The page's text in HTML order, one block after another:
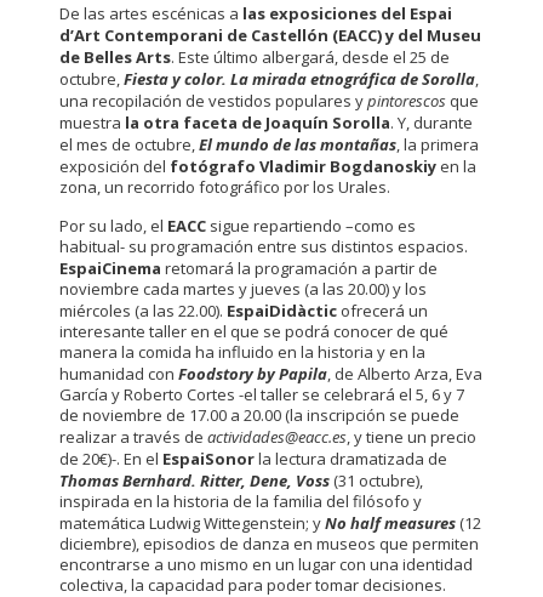
De las artes escénicas a las exposiciones del Espai
d’Art Contemporani de Castellón (EACC) y del Museu
de Belles Arts. Este último albergará, desde el 25 de
octubre, Fiesta y color. La mirada etnográfica de Sorolla
una recopilación de vestidos populares ypintorescos que
muestra la otra faceta de Joaquín Sorolla. Y, durante
el mes de octubre, El mundo de las montañas , la primera
exposición del fotógrafo Vladimir Bogdanoskiy en la
zona, un recorrido fotográfico por los Urales.
Por su lado, el EACC sigue repartiendo –como es
habitual- su programación entre sus distintos espacios.
EspaiCinema retomará la programación a partir de
noviembre cada martes y jueves (a las 20.00) y los
miércoles (a las 22.00). EspaiDidàctic ofrecerá un
interesante taller en el que se podrá conocer de qué
manera la comida ha influido en la historia y en la
humanidad con Foodstory by Papila, de Alberto Arza, Eva
García y Roberto Cortes -el taller se celebrará el 5, 6 y 7
de noviembre de 17.00 a 20.00 (la inscripción se puede
realizar a través de actividades@eacc.es, y tiene un precio
de 20€)-. En el EspaiSonorla lectura dramatizada de
Thomas Bernhard. Ritter, Dene, Voss (31 octubre),
inspirada en la historia de la familia del filósofo y
matemática Ludwig Wittegenstein; yNo half measures (12
diciembre), episodios de danza en museos que permiten
encontrarse a uno mismo en un lugar con una identidad
colectiva, la capacidad para poder tomar decisiones.